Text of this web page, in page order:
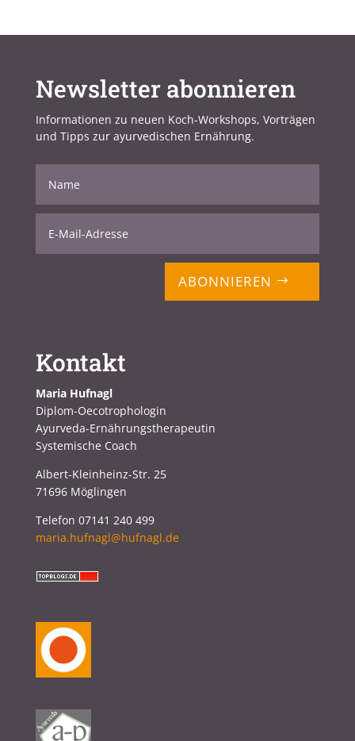
Newsletter abonnieren
Informationen zu neuen Koch-Workshops, Vorträgen
und Tipps zur ayurvedischen Ernährung.
ABONNIEREN
Kontakt
Maria Hufnagl
Diplom-Oecotrophologin
Ayurveda-Ernährungstherapeutin
Systemische Coach
Albert-Kleinheinz-Str. 25
71696 Möglingen
Telefon 07141 240 499
maria.hufnagl@hufnagl.de